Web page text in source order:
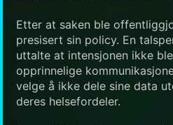
Etter at saken ble
presisert sin policy. En
uttalte at intensjonen ikke
opprinnelige
velge å ikke dele sine data
deres helsefordeler.